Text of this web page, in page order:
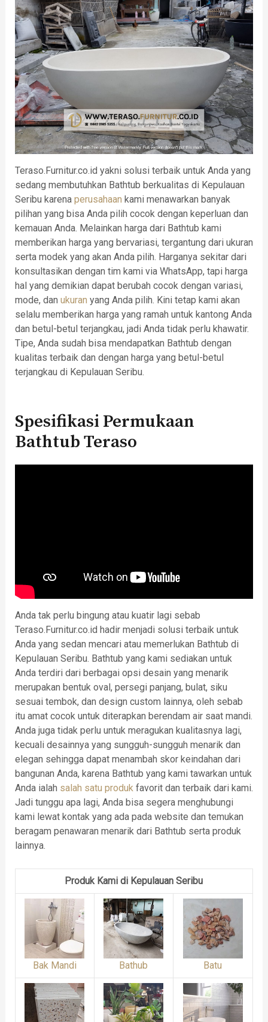
Teraso.Furnitur.co.id yakni solusi terbaik untuk Anda yang
sedang membutuhkan Bathtub berkualitas di Kepulauan
Seribu karena perusahaan kami menawarkan banyak
pilihan yang bisa Anda pilih cocok dengan keperluan dan
kemauan Anda. Melainkan harga dari Bathtub kami
memberikan harga yang bervariasi, tergantung dari ukuran
serta modek yang akan Anda pilih. Harganya sekitar dari
konsultasikan dengan tim kami via WhatsApp, tapi harga
hal yang demikian dapat berubah cocok dengan variasi,
mode, dan ukuran yang Anda pilih. Kini tetap kami akan
selalu memberikan harga yang ramah untuk kantong Anda
dan betul-betul terjangkau, jadi Anda tidak perlu khawatir.
Tipe, Anda sudah bisa mendapatkan Bathtub dengan
kualitas terbaik dan dengan harga yang betul-betul
terjangkau di Kepulauan Seribu.
Spesifikasi Permukaan
Bathtub Teraso
Anda tak perlu bingung atau kuatir lagi sebab
Teraso.Furnitur.co.id hadir menjadi solusi terbaik untuk
Anda yang sedan mencari atau memerlukan Bathtub di
Kepulauan Seribu. Bathtub yang kami sediakan untuk
Anda terdiri dari berbagai opsi desain yang menarik
merupakan bentuk oval, persegi panjang, bulat, siku
sesuai tembok, dan design custom lainnya, oleh sebab
itu amat cocok untuk diterapkan berendam air saat mandi.
Anda juga tidak perlu untuk meragukan kualitasnya lagi,
kecuali desainnya yang sungguh-sungguh menarik dan
elegan sehingga dapat menambah skor keindahan dari
bangunan Anda, karena Bathtub yang kami tawarkan untuk
Anda ialah salah satu produkfavorit dan terbaik dari kami.
Jadi tunggu apa lagi, Anda bisa segera menghubungi
kami lewat kontak yang ada pada website dan temukan
beragam penawaran menarik dari Bathtub serta produk
lainnya.
Produk Kami di Kepulauan Seribu
Bak Mandi Bathub Batu